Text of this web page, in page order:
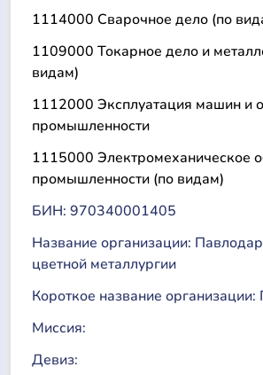
1114000 Сварочное дело (по
1109000 Токарное дело и
видам)
1112000 Эксплуатация машин и
промышленности
1115000 Электромеханическое
промышленности (по видам)
БИН: 970340001405
Название организации:
цветной металлургии
Короткое название
Миссия:
Девиз: